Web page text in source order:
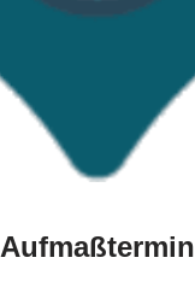
Aufmaßtermin